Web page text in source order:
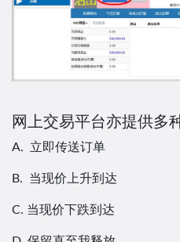
网上交易平台亦提供多
A. 立即传送订单
B. 当现价上升到达
C. 当现价下跌到达